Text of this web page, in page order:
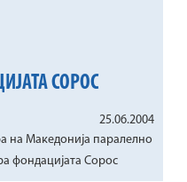
СОРОС
25.06.2004
на Македонија паралелно
фондацијата Сорос